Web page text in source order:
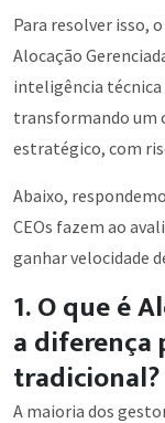
Para resolver isso,
Alocação
inteligência técnica
transformando um
estratégico, com
Abaixo,
CEOs fazem ao
ganhar velocidade
1. O que é
a diferença
tradicional?
A maioria dos